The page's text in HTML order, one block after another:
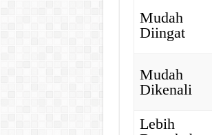
Mudah
Diingat
Mudah
Dikenali
Lebih